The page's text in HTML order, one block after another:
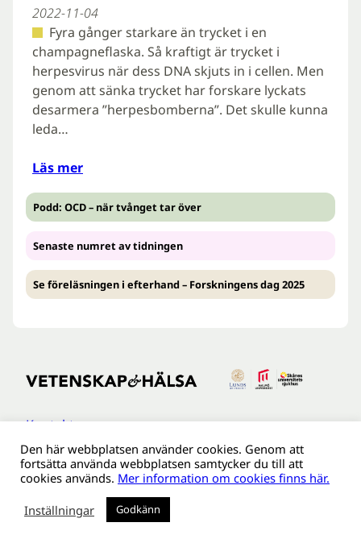
2022-11-04
Fyra gånger starkare än trycket i en
champagneflaska. Så kraftigt är trycket i
herpesvirus när dess DNA skjuts in i cellen. Men
genom att sänka trycket har forskare lyckats
desarmera ”herpesbomberna”. Det skulle kunna
leda…
Läs mer
Podd: OCD – när tvånget tar över
Senaste numret av tidningen
Se föreläsningen i efterhand – Forskningens dag 2025
Kontakt
Tillgänglighetsredogöreldse
Om webbplatsen
Behandling av personuppgifter
Den här webbplatsen använder cookies. Genom att
fortsätta använda webbplatsen samtycker du till att
cookies används. Mer information om cookies finns här.
Inställningar
Godkänn